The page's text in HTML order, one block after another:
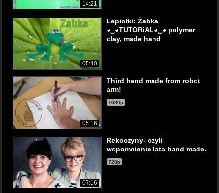
14:21
05:40
Lepiołki: Żabka
◕‿◕TUTORiAL◕‿◕ polymer
clay, made hand
05:16
Third hand made from robot
arm!
1080p
07:16
Rekoczyny- czyli
wspomnienie lata hand made.
720p